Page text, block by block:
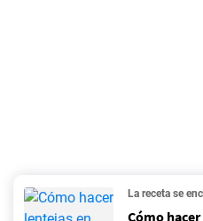
La receta se
Cómo